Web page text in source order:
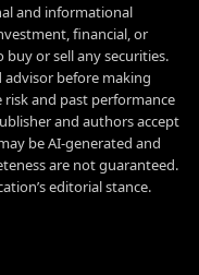
and informational
financial, or
or sell any securities.
advisor before making
and past performance
and authors accept
be AI-generated and
are not guaranteed.
editorial stance.